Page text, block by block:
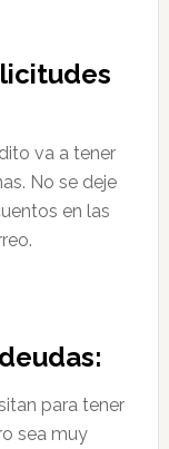
va a tener
No se deje
en las
para tener
sea muy